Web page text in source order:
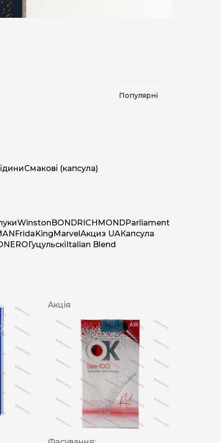
Смакові (капсула)
WinstonBONDRICHMONDParliament
FridaKingMarvelАкциз UAКапсула
NEROГуцульскіItalian Blend
Акція